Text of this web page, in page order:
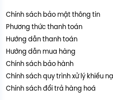
Chính sách bảo mật thông tin
Phương thức thanh toán
Hướng dẫn thanh toán
Hướng dẫn mua hàng
Chính sách bảo hành
Chính sách quy trình xử lý khiếu nại
Chính sách đổi trả hàng hoá